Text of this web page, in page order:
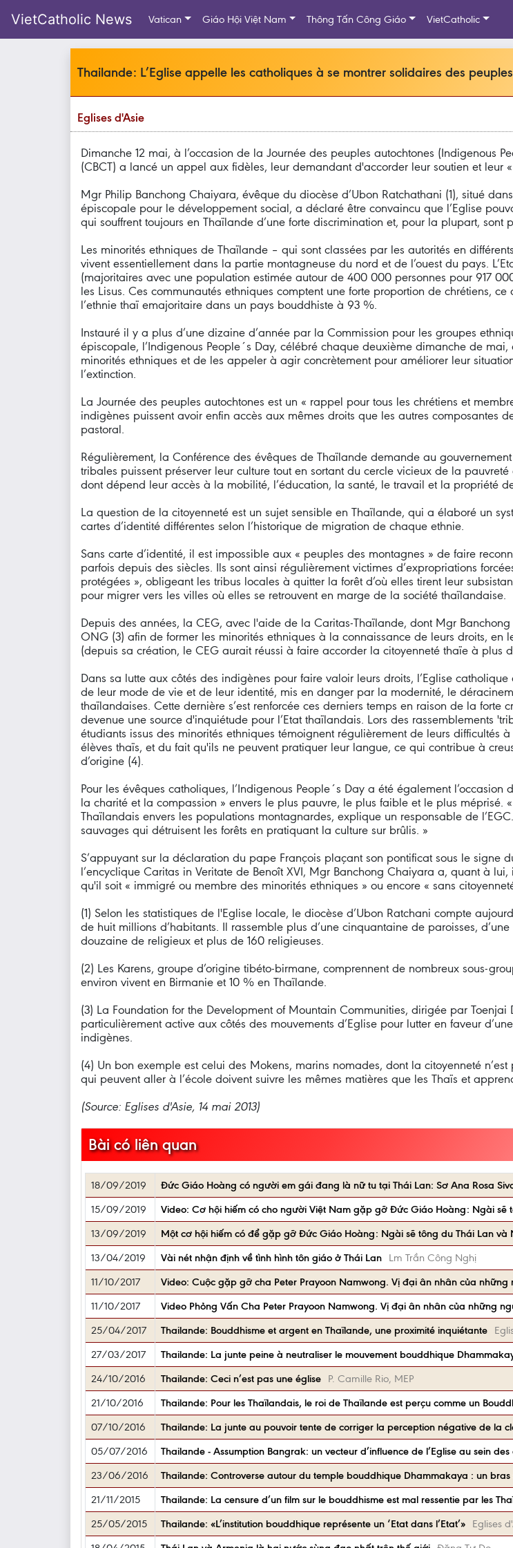
VietCatholic News Vatican Giáo Hội Việt Nam Thông Tấn Công Giáo VietCatholic
Thailande: L’Eglise appelle les catholiques à se montrer solidaires des
Eglises d'Asie
Dimanche 12 mai, à l’occasion de la Journée des peuples autochtones (Indigenous
(CBCT) a lancé un appel aux fidèles, leur demandant d'accorder leur soutien et leur
Mgr Philip Banchong Chaiyara, évêque du diocèse d’Ubon Ratchathani (1), situé
épiscopale pour le développement social, a déclaré être convaincu que l’Eglise
qui souffrent toujours en Thaïlande d’une forte discrimination et, pour la plupart, sont
Les minorités ethniques de Thaïlande – qui sont classées par les autorités en
vivent essentiellement dans la partie montagneuse du nord et de l’ouest du pays.
(majoritaires avec une population estimée autour de 400 000 personnes pour 917
les Lisus. Ces communautés ethniques comptent une forte proportion de chrétiens,
l’ethnie thaï emajoritaire dans un pays bouddhiste à 93 %.
Instauré il y a plus d’une dizaine d’année par la Commission pour les groupes
épiscopale, l’Indigenous People´s Day, célébré chaque deuxième dimanche de
minorités ethniques et de les appeler à agir concrètement pour améliorer leur
l’extinction.
La Journée des peuples autochtones est un « rappel pour tous les chrétiens et
indigènes puissent avoir enfin accès aux mêmes droits que les autres composantes
pastoral.
Régulièrement, la Conférence des évêques de Thaïlande demande au
tribales puissent préserver leur culture tout en sortant du cercle vicieux de la
dont dépend leur accès à la mobilité, l’éducation, la santé, le travail et la propriété
La question de la citoyenneté est un sujet sensible en Thaïlande, qui a élaboré un
cartes d’identité différentes selon l’historique de migration de chaque ethnie.
Sans carte d’identité, il est impossible aux « peuples des montagnes » de faire
parfois depuis des siècles. Ils sont ainsi régulièrement victimes d’expropriations
protégées », obligeant les tribus locales à quitter la forêt d’où elles tirent leur
pour migrer vers les villes où elles se retrouvent en marge de la société thaïlandaise.
Depuis des années, la CEG, avec l'aide de la Caritas-Thaïlande, dont Mgr
ONG (3) afin de former les minorités ethniques à la connaissance de leurs droits, en
(depuis sa création, le CEG aurait réussi à faire accorder la citoyenneté thaïe à plus
Dans sa lutte aux côtés des indigènes pour faire valoir leurs droits, l’Eglise
de leur mode de vie et de leur identité, mis en danger par la modernité, le
thaïlandaises. Cette dernière s’est renforcée ces derniers temps en raison de la
devenue une source d'inquiétude pour l’Etat thaïlandais. Lors des rassemblements
étudiants issus des minorités ethniques témoignent régulièrement de leurs difficultés
élèves thaïs, et du fait qu'ils ne peuvent pratiquer leur langue, ce qui contribue à
d’origine (4).
Pour les évêques catholiques, l’Indigenous People´s Day a été également
la charité et la compassion » envers le plus pauvre, le plus faible et le plus
Thaïlandais envers les populations montagnardes, explique un responsable de
sauvages qui détruisent les forêts en pratiquant la culture sur brûlis. »
S’appuyant sur la déclaration du pape François plaçant son pontificat sous le signe
l’encyclique Caritas in Veritate de Benoît XVI, Mgr Banchong Chaiyara a, quant à
qu'il soit « immigré ou membre des minorités ethniques » ou encore « sans
(1) Selon les statistiques de l'Eglise locale, le diocèse d’Ubon Ratchani compte
de huit millions d’habitants. Il rassemble plus d’une cinquantaine de paroisses,
douzaine de religieux et plus de 160 religieuses.
(2) Les Karens, groupe d’origine tibéto-birmane, comprennent de nombreux sous-
environ vivent en Birmanie et 10 % en Thaïlande.
(3) La Foundation for the Development of Mountain Communities, dirigée par
particulièrement active aux côtés des mouvements d’Eglise pour lutter en faveur
indigènes.
(4) Un bon exemple est celui des Mokens, marins nomades, dont la citoyenneté
qui peuvent aller à l’école doivent suivre les mêmes matières que les Thaïs et
(Source: Eglises d'Asie, 14 mai 2013)
Bài có liên quan
18/09/2019 Đức Giáo Hoàng có người em gái đang là nữ tu tại Thái Lan: Sơ Ana Rosa
15/09/2019
Video: Cơ hội hiếm có cho người Việt Nam gặp gỡ Đức Giáo Hoàng: Ngài sẽ
13/09/2019
Một cơ hội hiếm có để gặp gỡ Đức Giáo Hoàng: Ngài sẽ tông du Thái Lan và
13/04/2019
Vài nét nhận định về tình hình tôn giáo ở Thái Lan
Lm Trần Công Nghị
11/10/2017
Video: Cuộc gặp gỡ cha Peter Prayoon Namwong. Vị đại ân nhân của những
11/10/2017
Video Phỏng Vấn Cha Peter Prayoon Namwong. Vị đại ân nhân của những
25/04/2017
Thailande: Bouddhisme et argent en Thaïlande, une proximité inquiétante
27/03/2017
Thailande: La junte peine à neutraliser le mouvement bouddhique
24/10/2016
Thailande: Ceci n’est pas une église
P. Camille Rio, MEP
21/10/2016
Thailande: Pour les Thaïlandais, le roi de Thaïlande est perçu comme un
07/10/2016
Thailande: La junte au pouvoir tente de corriger la perception négative de la
05/07/2016
Thailande - Assumption Bangrak: un vecteur d’influence de l’Eglise au sein
23/06/2016
Thailande: Controverse autour du temple bouddhique Dhammakaya : un
21/11/2015
Thailande: La censure d’un film sur le bouddhisme est mal ressentie par les
25/05/2015
Thailande: «L’institution bouddhique représente un ‘Etat dans l’Etat’»
Eglises